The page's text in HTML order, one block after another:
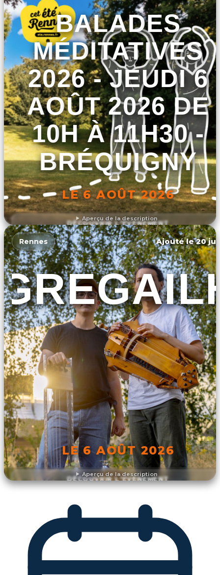
Aperçu de la description
BALADES
MÉDITATIVES
2026 - JEUDI 6
AOÛT 2026 DE
10H À 11H30 -
BRÉQUIGNY
LE 6 AOÛT 2026
DÉCOUVRIR L'ÉVÉNEMENT
Aperçu de la description
Rennes Ajouté le 20
LE 6 AOÛT 2026
DÉCOUVRIR L'ÉVÉNEMENT